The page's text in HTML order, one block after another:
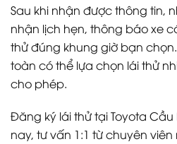
Sau khi nhận được thông tin,
nhận lịch hẹn, thông báo xe
thử đúng khung giờ bạn
toàn có thể lựa chọn lái thử
cho phép.
Đăng ký lái thử tại Toyota
nay, tư vấn 1:1 từ chuyên viên